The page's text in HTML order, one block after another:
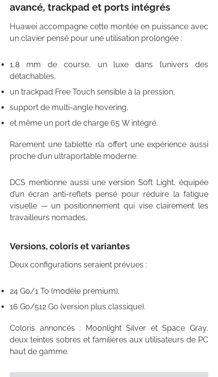
avancé, trackpad et ports intégrés
Huawei accompagne cette montée en puissance avec
un clavier pensé pour une utilisation prolongée :
1,8 mm de course, un luxe dans l’univers des
détachables,
un trackpad Free Touch sensible à la pression,
support de multi-angle hovering,
et même un port de charge 65 W intégré.
Rarement une tablette n’a offert une expérience aussi
proche d’un ultraportable moderne.
DCS mentionne aussi une version Soft Light, équipée
d’un écran anti-reflets pensé pour réduire la fatigue
visuelle — un positionnement qui vise clairement les
travailleurs nomades.
Versions, coloris et variantes
Deux configurations seraient prévues :
24 Go/1 To (modèle premium),
16 Go/512 Go (version plus classique).
Coloris annoncés : Moonlight Silver et Space Gray,
deux teintes sobres et familières aux utilisateurs de PC
haut de gamme.